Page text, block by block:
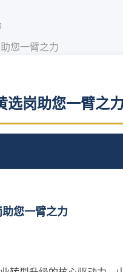
您一臂之力
选岗助您一臂之
您一臂之力